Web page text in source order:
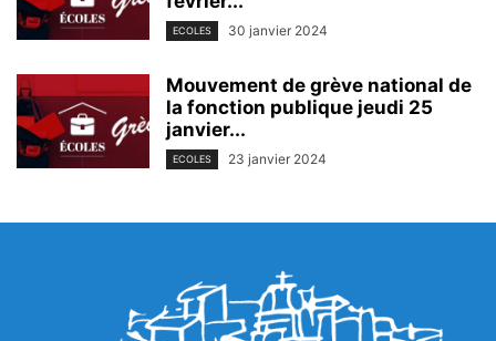
ECOLES 30 janvier 2024
Mouvement de grève national de
la fonction publique jeudi 25
janvier...
ECOLES 23 janvier 2024